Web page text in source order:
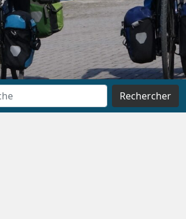
Rechercher